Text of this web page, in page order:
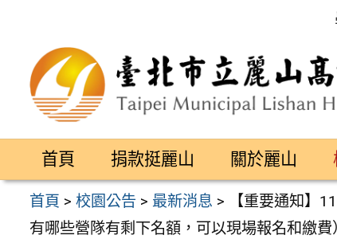
區
首頁 捐款挺麗山 關於麗山
首頁 >校園公告 > 最新消息 >
【重要通知】
有哪些營隊有剩下名額，可以現場報名和繳費